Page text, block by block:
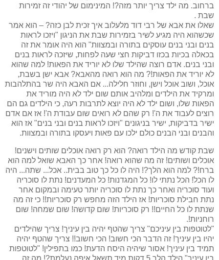
ברחוב. מה ילד צריך יותר מזה?! המינימום של יהודי זה זמירות
שבת .
שאלו את אבא של רבי דוד מלעלוב איך זכית לבן כזה? – הוא אמר
שכשהוא היה מגיע לשיר בזמירות שבת את הניגון "ויזכו לראות
בנים ובני בנים עוסקים בתורה ובמצוות" הוא היה אומר את זה
בכאלה בכיות בכזו דביקות חצי שעה לפחות, שיזכה לראות בנים
ובני בנים. אדם רוצה שהילד שלו לא יוריד את הפאות! למה שהוא
לא יוריד את הפאות!? מה הוא רואה מהאבא? אבא ישן בשבת,
אוכל, ושוב אוכל וישן, וחוזר חלילה... אם האבא היה שר בהתלהבות
ומרקיד את הילדים ומלהיב אותם שום ילד לא היה מוריד את
הפאות שלו, ושום ילד לא היה יוצא לתרבות רעה, כי הילדים גם הם
רוצים לעבוד את ה'! רק שהם לא רואים שום עבודת ה'! אז אם אדם
ישיר בדביקות, ישיר בניגונים "ויזכו לראות בנים ובני בנים" אז הוא
והבנים ובני הבנים כולם ילכו עם פאות ויעסקו בתורה ובמצוות.
שבת קודש מה הילד רואה? הוא רק רואה אוכלים שותים וישנים!
אוכלים ושותים! זה מה שהוא רואה! אחר כך האבא שואל למה הוא
ברח!? למה הוא הלך?! היה לו כל כך טוב בבית.. אכל... שתה... היה
לו הכל! הכל נתתי לו! כל המגדנות! כל המעדנים! נתת לו סוכריה
ועוד סוכריה ואחר כך נתת לו סוכריה יותר טעימה ובמקום אחר
נתת חבילת סוכריות! אז הילד הזה מחפש רק סוכריות!! כי זה מה
שנתת לו כל החיים!! רק סוכריות! שום קדושה! שום שמחה! שום
רוחניות!.
"לטוטפות בין עיניכם" צריך שהטף יהיה בין עיניך! צריך שהילדים
יהיו בין עיניך! זה הדבר הכי חשוב! הכי חשוב!! צריך שהטף יהיה
תמיד בין עיניך! אסור שיהיה היסח הדעת! כמו בתפילין! "לטוטפות